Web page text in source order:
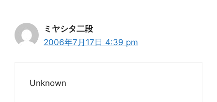
ミヤシタ二段
2006年7月17日 4:39 pm
Unknown